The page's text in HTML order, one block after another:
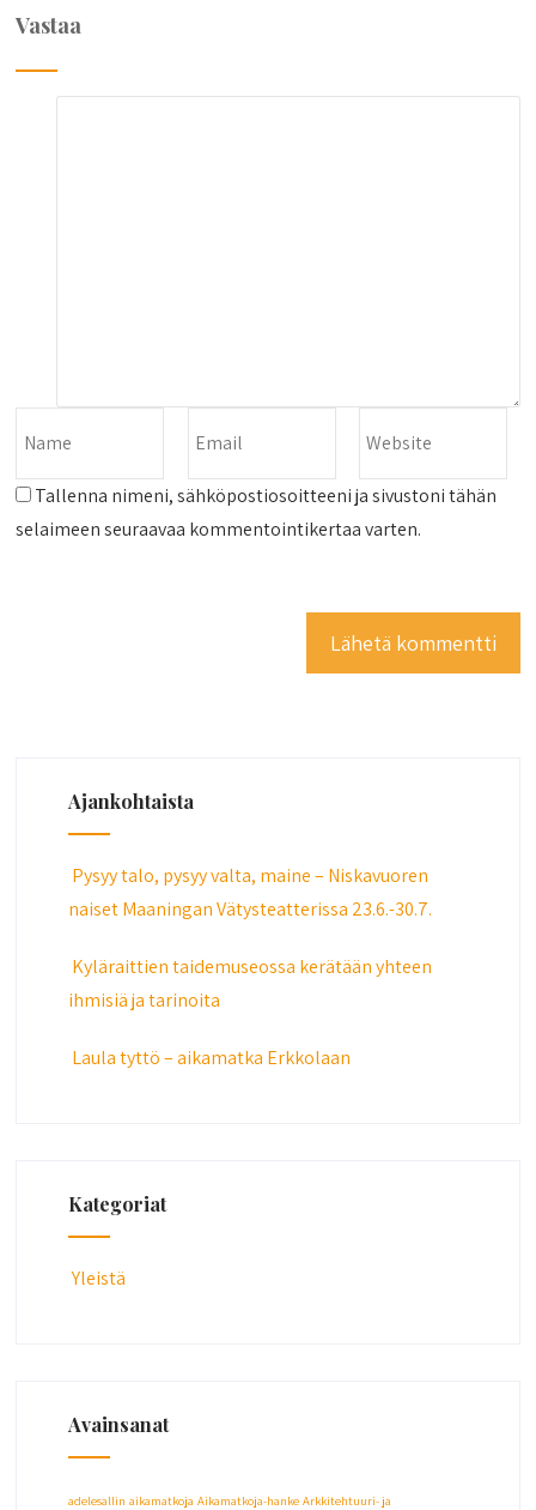
Vastaa
Tallenna nimeni, sähköpostiosoitteeni ja sivustoni tähän
selaimeen seuraavaa kommentointikertaa varten.
Ajankohtaista
Pysyy talo, pysyy valta, maine – Niskavuoren
naiset Maaningan Vätysteatterissa 23.6.-30.7.
Kyläraittien taidemuseossa kerätään yhteen
ihmisiä ja tarinoita
Laula tyttö – aikamatka Erkkolaan
Kategoriat
Yleistä
Avainsanat
adelesallin aikamatkoja Aikamatkoja-hanke Arkkitehtuuri- ja